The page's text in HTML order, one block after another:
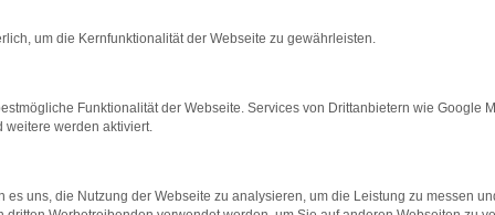
exzellente Fahrdynamik und elegantes Design. Bei
wird durch eine persönliche und umfassende Beratung
wir Ihnen in der Nähe von Weiden zahlreiche
alles aus einer Hand. Unser Ziel ist es, Ihnen nicht nur
Proace von Toyota die perfekte Wahl für Weiden ist.
um die Kernfunktionalität der Webseite zu gewährleisten.
Funktionalität der Webseite. Services von Drittanbietern wie Google
weitere werden aktiviert.
es uns, die Nutzung der Webseite zu analysieren, um die Leistung zu messen